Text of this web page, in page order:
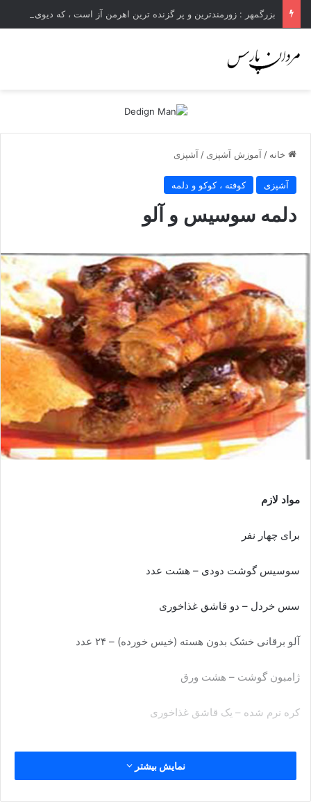
خانه / آموزش آشپزی / آشپزی
آشپزی کوفته ، کوکو و دلمه
دلمه سوسیس و آلو
مواد لازم
برای چهار نفر
سوسیس گوشت دودی – هشت عدد
سس خردل – دو قاشق غذاخوری
آلو برقانی خشک بدون هسته (خیس خورده) – ۲۴ عدد
ژامبون گوشت – هشت ورق
کره نرم شده – یک قاشق غذاخوری
طرز تهیه
نمایش بیشتر